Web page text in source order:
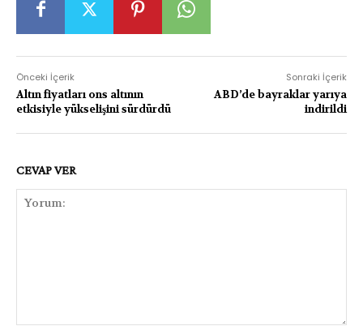
Önceki İçerik
Altın fiyatları ons altının
etkisiyle yükselişini sürdürdü
Sonraki İçerik
ABD’de bayraklar yarıya
indirildi
CEVAP VER